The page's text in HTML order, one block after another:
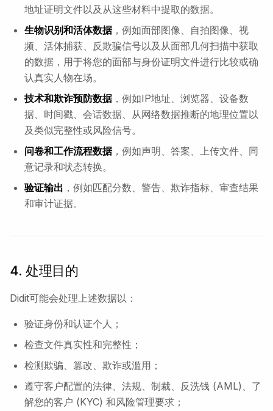
地址证明文件以及从这些材料中提取的数据。
生物识别和活体数据，例如面部图像、自拍图像、视
频、活体捕获、反欺骗信号以及从面部几何扫描中获取
的数据，用于将您的面部与身份证明文件进行比较或确
认真实人物在场。
技术和欺诈预防数据，例如IP地址、浏览器、设备数
据、时间戳、会话数据、从网络数据推断的地理位置以
及类似完整性或风险信号。
问卷和工作流程数据，例如声明、答案、上传文件、同
意记录和状态转换。
验证输出 ，例如匹配分数、警告、欺诈指标、审查结果
和审计证据。
4. 处理目的
Didit可能会处理上述数据以：
验证身份和认证个人；
检查文件真实性和完整性；
检测欺骗、篡改、欺诈或滥用；
遵守客户配置的法律、法规、制裁、反洗钱 (AML)、了
解您的客户 (KYC) 和风险管理要求；